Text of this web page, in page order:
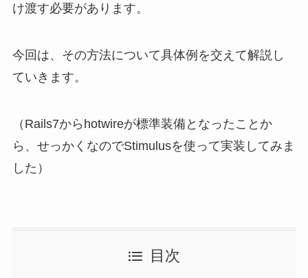
け渡す必要があります。
今回は、その方法について具体例を交えて解説し
ていきます。
（Rails7からhotwireが標準装備となったことか
ら、せっかくなのでStimulusを使って実装してみま
した）
目次